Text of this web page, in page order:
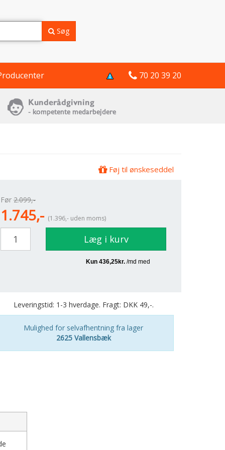
Søg
70 20 39 20
Føj til ønskeseddel
Før 2.099,-
1.745,- (1.396,- uden moms)
Læg i kurv
Leveringstid: 1-3 hverdage. Fragt: DKK 49,-.
Mulighed for selvafhentning fra lager
2625 Vallensbæk